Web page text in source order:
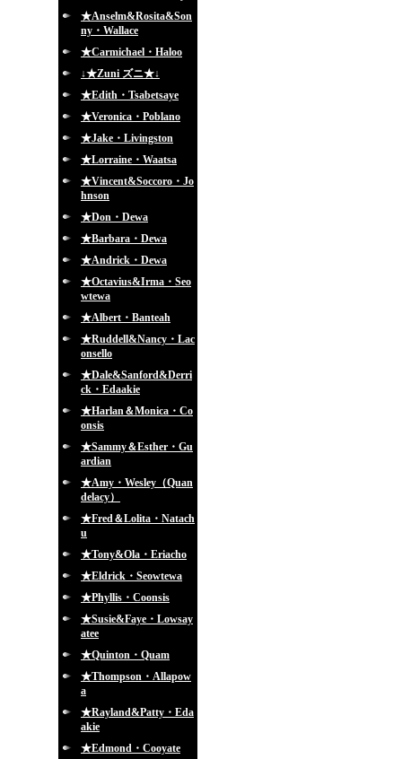
★Anselm&Rosita&Son
ny・Wallace
★Carmichael・Haloo
↓★Zuni ズニ★↓
★Edith・Tsabetsaye
★Veronica・Poblano
★Jake・Livingston
★Lorraine・Waatsa
★Vincent&Soccoro・Jo
hnson
★Don・Dewa
★Barbara・Dewa
★Andrick・Dewa
★Octavius&Irma・Seo
wtewa
★Albert・Banteah
★Ruddell&Nancy・Lac
onsello
★Dale&Sanford&Derri
ck・Edaakie
★Harlan＆Monica・Co
onsis
★Sammy＆Esther・Gu
ardian
★Amy・Wesley（Quan
delacy）
★Fred＆Lolita・Natach
u
★Tony&Ola・Eriacho
★Eldrick・Seowtewa
★Phyllis・Coonsis
★Susie&Faye・Lowsay
atee
★Quinton・Quam
★Thompson・Allapow
a
★Rayland&Patty・Eda
akie
★Edmond・Cooyate